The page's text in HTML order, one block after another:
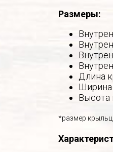
Размеры:
Длина
Высота
*размер